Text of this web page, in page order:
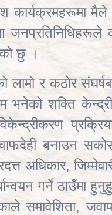
कार्यक्रमहरूमा
जनप्रतिनिधिहरूले
छु ।
लामो र कठोर
भनेको शक्ति
बनाउन
अधिकार,
गर्ने ठाउँमा
समावेशिता,